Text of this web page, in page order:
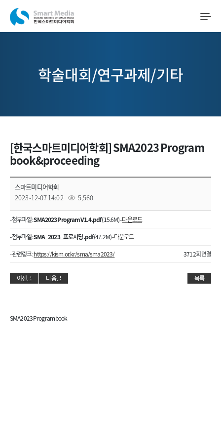
학술대회/연구과제/기타
[한국스마트미디어학회] SMA2023 Program
book&proceeding
스마트미디어학회
2023-12-07 14:02
5,560
- 첨부파일 :SMA2023 Program V1.4.pdf(15.6M) -다운로드
- 첨부파일 :SMA_2023_프로시딩.pdf(47.2M) -다운로드
- 관련링크 :https://kism.or.kr/sma/sma2023/ 3712회 연결
이전글 다음글 목록
SMA2023 Program book